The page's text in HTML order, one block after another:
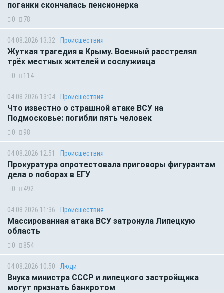
поганки скончалась пенсионерка
0 78
04.08.2026 13:32 Происшествия
Жуткая трагедия в Крыму. Военный расстрелял
трёх местных жителей и сослуживца
0 114
04.08.2026 13:04 Происшествия
Что известно о страшной атаке ВСУ на
Подмосковье: погибли пять человек
0 98
04.08.2026 12:51 Происшествия
Прокуратура опротестовала приговоры фигурантам
дела о поборах в ЕГУ
0 492
04.08.2026 11:36 Происшествия
Массированная атака ВСУ затронула Липецкую
область
0 854
04.08.2026 10:50 Люди
Внука министра СССР и липецкого застройщика
могут признать банкротом